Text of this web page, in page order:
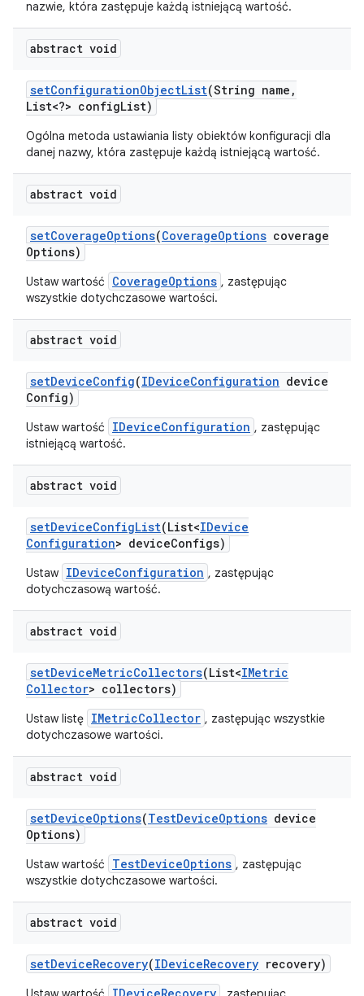
nazwie, która zastępuje każdą istniejącą wartość.
abstract void
setConfigurationObjectList(String name ,
List<?> configList)
Ogólna metoda ustawiania listy obiektów konfiguracji dla
danej nazwy, która zastępuje każdą istniejącą wartość.
abstract void
setCoverageOptions(CoverageOptions coverage
Options)
Ustaw wartość CoverageOptions , zastępując
wszystkie dotychczasowe wartości.
abstract void
setDeviceConfig(IDeviceConfiguration device
Config)
Ustaw wartość IDeviceConfiguration , zastępując
istniejącą wartość.
abstract void
setDeviceConfigList(List<IDevice
Configuration> deviceConfigs)
Ustaw IDeviceConfiguration , zastępując
dotychczasową wartość.
abstract void
setDeviceMetricCollectors(List<IMetric
Collector> collectors)
Ustaw listę IMetricCollector , zastępując wszystkie
dotychczasowe wartości.
abstract void
setDeviceOptions(TestDeviceOptions device
Options)
Ustaw wartość TestDeviceOptions , zastępując
wszystkie dotychczasowe wartości.
abstract void
setDeviceRecovery(IDeviceRecovery recovery)